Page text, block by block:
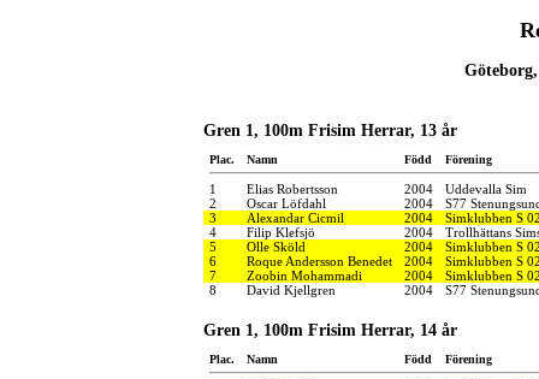
Göteborg,
Gren 1, 100m Frisim Herrar, 13 år
Plac. Namn Född Förening
1 Elias Robertsson 2004
Uddevalla Sim
2
Oscar Löfdahl 2004
S77
3
Alexandar Cicmil 2004
Simklubben S
4
Filip Klefsjö 2004
Trollhättans
5
Olle Sköld 2004
Simklubben S
6
Roque Andersson Benedet 2004
Simklubben S
7
Zoobin Mohammadi 2004
Simklubben S
8
David Kjellgren 2004 S77
Gren 1, 100m Frisim Herrar, 14 år
Plac. Namn Född Förening